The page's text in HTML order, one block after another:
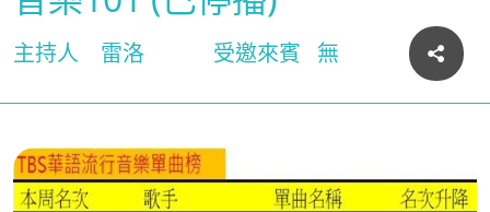
主持人 雷洛 受邀來賓 無